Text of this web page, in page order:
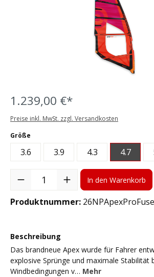
1.239,00 €*
Preise inkl. MwSt. zzgl. Versandkosten
Größe
3.6 3.9 4.3 4.7
Produkt Anzahl: Gib den gewünschten
In den Warenkorb
Produktnummer:
Beschreibung
Das brandneue Apex wurde für Fahrer
explosive Sprünge und maximale Stabilität
Windbedingungen v… Mehr